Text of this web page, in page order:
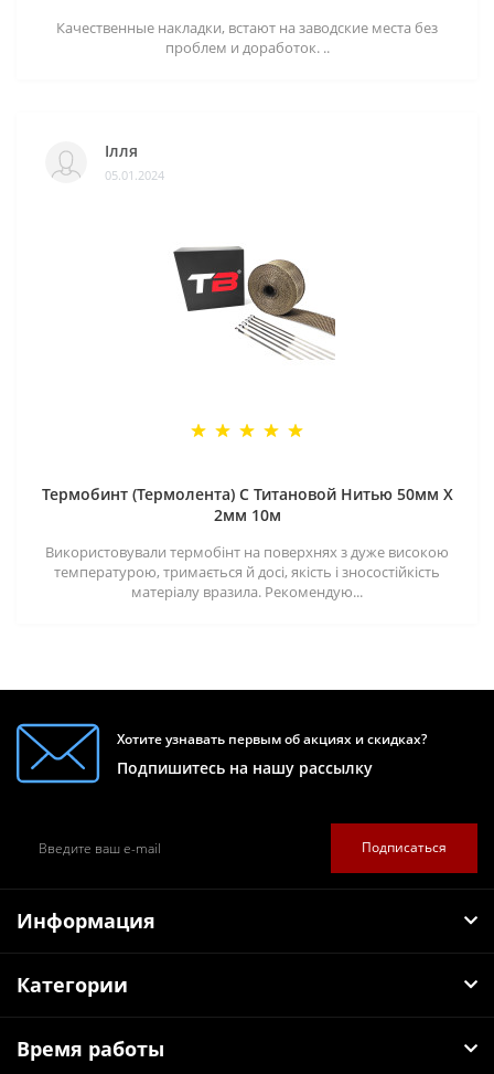
Качественные накладки, встают на заводские места без
проблем и доработок. ..
Ілля
05.01.2024
Термобинт (Термолента) С Титановой Нитью 50мм X
2мм 10м
Використовували термобінт на поверхнях з дуже високою
температурою, тримається й досі, якість і зносостійкість
матеріалу вразила. Рекомендую...
Хотите узнавать первым об акциях и скидках?
Подпишитесь на нашу рассылку
Подписаться
Информация
Категории
Время работы